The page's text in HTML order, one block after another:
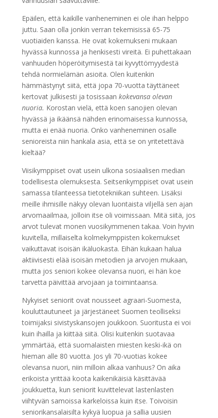
Epäilen, että kaikille vanheneminen ei ole ihan helppo
juttu. Saan olla jonkin verran tekemisissä 65-75
vuotiaiden kanssa. He ovat kokemukseni mukaan
hyvässä kunnossa ja henkisesti vireitä. Ei puhettakaan
vanhuuden höperöitymisestä tai kyvyttömyydestä
tehdä normielämän asioita. Olen kuitenkin
hämmästynyt siitä, että jopa 70-vuotta täyttäneet
kertovat julkisesti ja tosissaan kokevansa olevan
nuoria. Korostan vielä, että koen sanojien olevan
hyvässä ja ikäänsä nähden erinomaisessa kunnossa,
mutta ei enää nuoria. Onko vanheneminen osalle
senioreista niin hankala asia, että se on yritetettävä
kieltää?
Viisikymppiset ovat usein ulkona sosiaalisen median
todellisesta olemuksesta. Seitsenkymppiset ovat usein
samassa tilanteessa tietotekniikan suhteen. Lisäksi
meille ihmisille näkyy olevan luontaista viljellä sen ajan
arvomaailmaa, jolloin itse oli voimissaan. Mitä siitä, jos
arvot tulevat monen vuosikymmenen takaa. Voin hyvin
kuvitella, millaiselta kolmekymppisten kokemukset
vaikuttavat isoisän ikäluokasta. Eihän kukaan halua
aktiivisesti elää isoisän metodien ja arvojen mukaan,
mutta jos seniori kokee olevansa nuori, ei hän koe
tarvetta päivittää arvojaan ja toimintaansa.
Nykyiset seniorit ovat nousseet agraari-Suomesta,
kouluttautuneet ja järjestäneet Suomen teolliseksi
toimijaksi sivistyskansojen joukkoon. Suoritusta ei voi
kuin ihailla ja kiittää siitä. Olisi kuitenkin suotavaa
ymmärtää, että suomalaisten miesten keski-ikä on
hieman alle 80 vuotta. Jos yli 70-vuotias kokee
olevansa nuori, niin milloin alkaa vanhuus? On aika
erikoista yrittää koota kaikenikäisiä käsittävää
joukkuetta, kun seniorit kuvittelevat lastenlasten
viihtyvän samoissa karkeloissa kuin itse. Toivoisin
seniorikansalaisilta kykyä luopua ja sallia uusien